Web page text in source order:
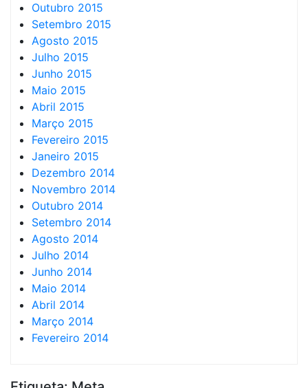
Outubro 2015
Setembro 2015
Agosto 2015
Julho 2015
Junho 2015
Maio 2015
Abril 2015
Março 2015
Fevereiro 2015
Janeiro 2015
Dezembro 2014
Novembro 2014
Outubro 2014
Setembro 2014
Agosto 2014
Julho 2014
Junho 2014
Maio 2014
Abril 2014
Março 2014
Fevereiro 2014